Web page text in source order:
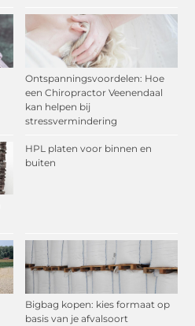
Ontspanningsvoordelen: Hoe
een Chiropractor Veenendaal
kan helpen bij
stressvermindering
HPL platen voor binnen en
buiten
Bigbag kopen: kies formaat op
basis van je afvalsoort